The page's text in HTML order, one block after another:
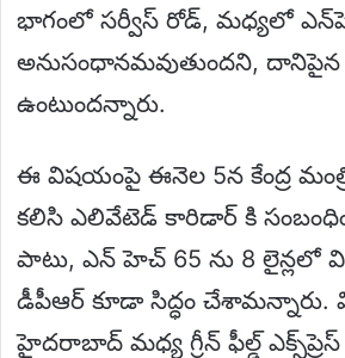
భాగంలో సర్వీస్‌ రోడ్, మధ్యలో
అనుసంధానమవుతుందని, దానిపైన
ఉంటుందన్నారు.
ఈ విషయంపై ఈనెల 5న కేంద్ర
కలిసి ఎలివేటెడ్‌ కారిడార్ కి
పాటు, ఎన్ హెచ్ 65 ను 8 లైన్లలో
డీపీఆర్ కూడా సిద్ధం
హైదరాబాద్ మధ్య గ్రీన్ ఫీల్డ్